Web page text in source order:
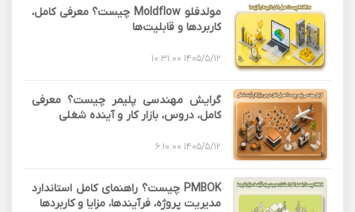
مولدفلو Moldflow چیست؟ معرفی کامل،
کاربردها و قابلیت‌ها
1405/5/12 10:31:00
گرایش مهندسی پلیمر چیست؟ معرفی
کامل، دروس، بازار کار و آینده شغلی
1405/5/12 6:10:00
PMBOK چیست؟ راهنمای کامل استاندارد
مدیریت پروژه، فرآیندها، مزایا و کاربردها